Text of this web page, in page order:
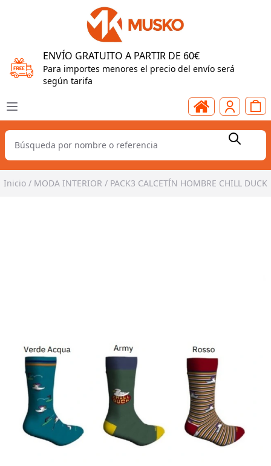
ENVÍO GRATUITO A PARTIR DE 60€
Para importes menores el precio del envío será
según tarifa
Inicio / MODA INTERIOR / PACK3 CALCETÍN HOMBRE CHILL DUCK